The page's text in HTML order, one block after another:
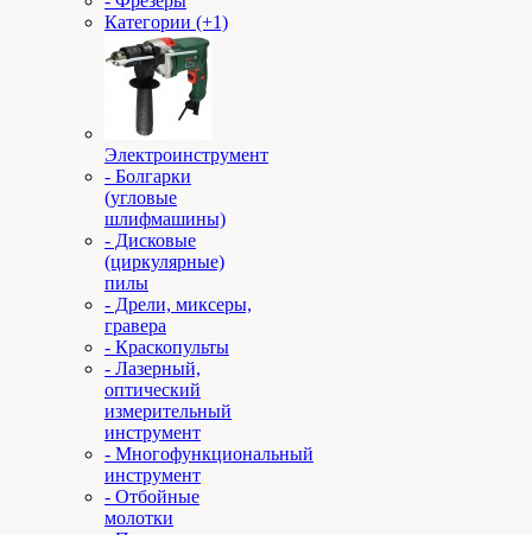
Категории (+1)
Электроинструмент
- Болгарки
(угловые
шлифмашины)
- Дисковые
(циркулярные)
пилы
- Дрели, миксеры,
гравера
- Краскопульты
- Лазерный,
оптический
измерительный
инструмент
- Многофункциональный
инструмент
- Отбойные
молотки